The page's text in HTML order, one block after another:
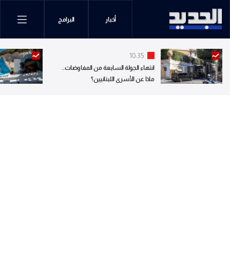
أخبار البرامج
10:35
انتهاء الجولة السابعة من المفاوضات..
ماذا عن الأسرى اللبنانيين؟